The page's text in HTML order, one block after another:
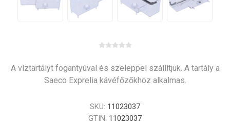
A víztartályt fogantyúval és szeleppel szállítjuk. A tartály a
Saeco Exprelia kávéfőzőkhöz alkalmas.
SKU: 11023037
GTIN: 11023037